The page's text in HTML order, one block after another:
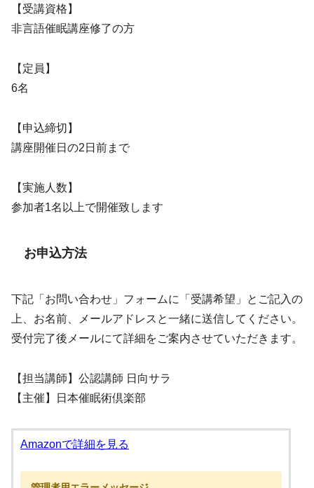
【受講資格】
非言語催眠講座修了の方
【定員】
6名
【申込締切】
講座開催日の2日前まで
【実施人数】
参加者1名以上で開催致します
お申込方法
下記「お問い合わせ」フォームに「受講希望」とご記入の
上、お名前、メールアドレスと一緒に送信してください。
受付完了後メールにて詳細をご案内させていただきます。
【担当講師】公認講師 日向サラ
【主催】日本催眠術倶楽部
Amazonで詳細を見る